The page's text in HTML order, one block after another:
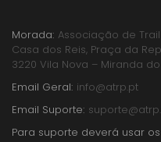
Morada: Associação de
Casa dos Reis, Praça da
3220 Vila Nova – Miranda
Email Geral: info@atrp.pt
Email Suporte:
Para suporte deverá usar